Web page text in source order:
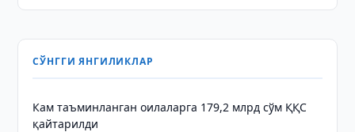
СЎНГГИ ЯНГИЛИКЛАР
Кам таъминланган оилаларга 179,2 млрд сўм ҚҚС
қайтарилди